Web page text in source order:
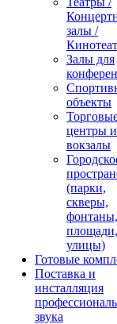
залы /
Залы для
объекты
центры и
вокзалы
(парки,
скверы,
фонтаны,
площади,
улицы)
Готовые
Поставка и
инсталляция
звука